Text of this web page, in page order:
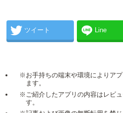
ツイート Line
※お手持ちの端末や環境によりア
ます。
※ご紹介したアプリの内容はレビ
す。